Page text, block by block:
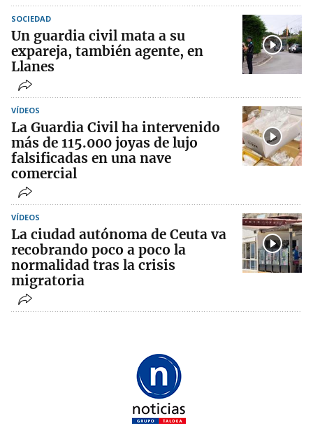
SOCIEDAD
Un guardia civil mata a su
expareja, también agente, en
Llanes
VÍDEOS
La Guardia Civil ha intervenido
más de 115.000 joyas de lujo
falsificadas en una nave
comercial
VÍDEOS
La ciudad autónoma de Ceuta va
recobrando poco a poco la
normalidad tras la crisis
migratoria